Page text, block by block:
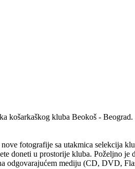
košarkaškog kluba Beokoš - Beograd.
fotografije sa utakmica selekcija
doneti u prostorije kluba. Poželjno je
odgovarajućem mediju (CD, DVD,